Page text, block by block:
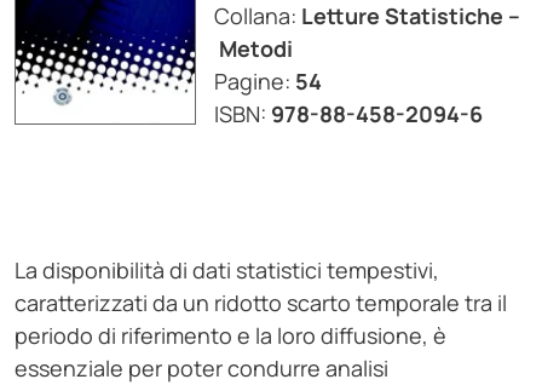
Collana: Letture Statistiche –
Metodi
Pagine: 54
ISBN: 978-88-458-2094-6
La disponibilità di dati statistici tempestivi,
caratterizzati da un ridotto scarto temporale tra il
periodo di riferimento e la loro diffusione, è
essenziale per poter condurre analisi